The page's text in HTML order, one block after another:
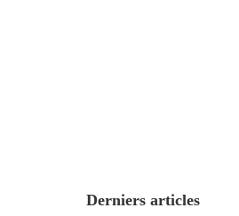
Derniers articles